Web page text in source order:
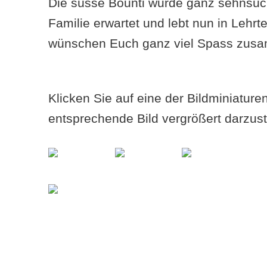
Familie erwartet und lebt nun in
wünschen Euch ganz viel Spass
Klicken Sie auf eine der
entsprechende Bild vergrößert